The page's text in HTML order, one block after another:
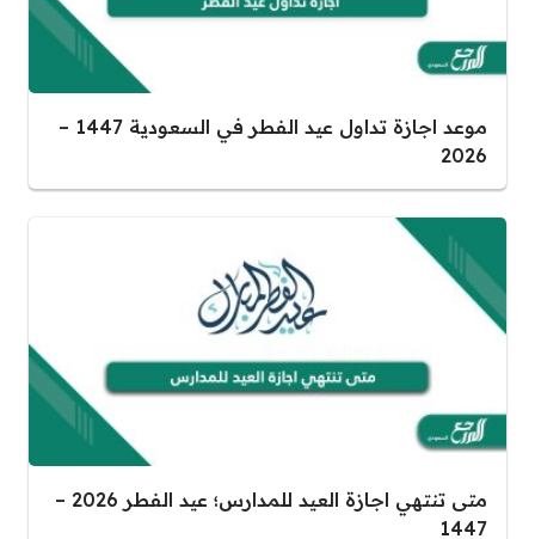
موعد اجازة تداول عيد الفطر في السعودية 1447 –
2026
متى تنتهي اجازة العيد للمدارس؛ عيد الفطر 2026 –
1447